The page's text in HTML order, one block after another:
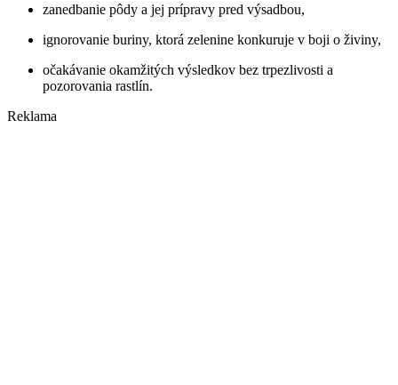
zanedbanie pôdy a jej prípravy pred výsadbou,
ignorovanie buriny, ktorá zelenine konkuruje v boji o živiny,
očakávanie okamžitých výsledkov bez trpezlivosti a
pozorovania rastlín.
Reklama